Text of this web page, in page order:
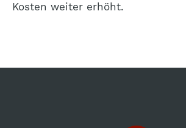
Kosten weiter erhöht.